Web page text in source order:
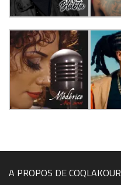
A PROPOS DE COQLAKOUR